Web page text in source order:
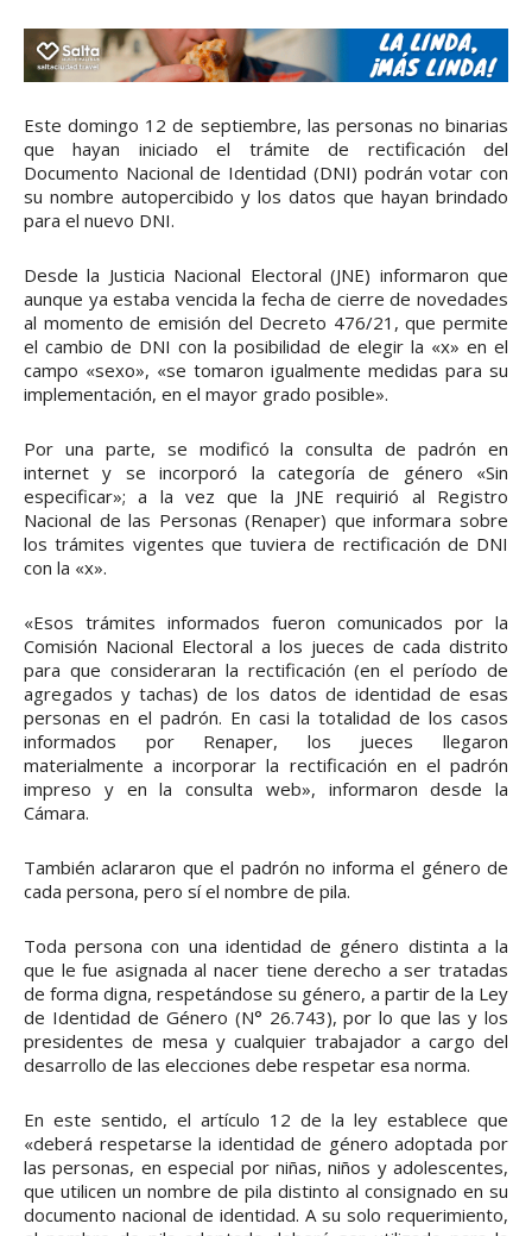
Este domingo 12 de septiembre, las personas no binarias
que hayan iniciado el trámite de rectificación del
Documento Nacional de Identidad (DNI) podrán votar con
su nombre autopercibido y los datos que hayan brindado
para el nuevo DNI.
Desde la Justicia Nacional Electoral (JNE) informaron que
aunque ya estaba vencida la fecha de cierre de novedades
al momento de emisión del Decreto 476/21, que permite
el cambio de DNI con la posibilidad de elegir la «x» en el
campo «sexo», «se tomaron igualmente medidas para su
implementación, en el mayor grado posible».
Por una parte, se modificó la consulta de padrón en
internet y se incorporó la categoría de género «Sin
especificar»; a la vez que la JNE requirió al Registro
Nacional de las Personas (Renaper) que informara sobre
los trámites vigentes que tuviera de rectificación de DNI
con la «x».
«Esos trámites informados fueron comunicados por la
Comisión Nacional Electoral a los jueces de cada distrito
para que consideraran la rectificación (en el período de
agregados y tachas) de los datos de identidad de esas
personas en el padrón. En casi la totalidad de los casos
informados por Renaper, los jueces llegaron
materialmente a incorporar la rectificación en el padrón
impreso y en la consulta web», informaron desde la
Cámara.
También aclararon que el padrón no informa el género de
cada persona, pero sí el nombre de pila.
Toda persona con una identidad de género distinta a la
que le fue asignada al nacer tiene derecho a ser tratadas
de forma digna, respetándose su género, a partir de la Ley
de Identidad de Género (N° 26.743), por lo que las y los
presidentes de mesa y cualquier trabajador a cargo del
desarrollo de las elecciones debe respetar esa norma.
En este sentido, el artículo 12 de la ley establece que
«deberá respetarse la identidad de género adoptada por
las personas, en especial por niñas, niños y adolescentes,
que utilicen un nombre de pila distinto al consignado en su
documento nacional de identidad. A su solo requerimiento,